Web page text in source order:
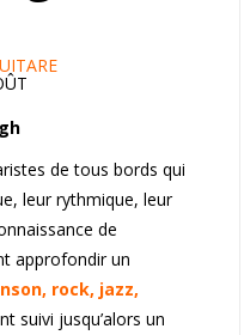
de tous bords qui
leur rythmique, leur
de
approfondir un
rock, jazz,
suivi jusqu’alors un